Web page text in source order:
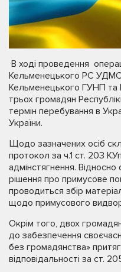
В ході проведення
Кельменецького РС УДМС
Кельменецького ГУНП та
трьох громадян
термін перебування в
України.
Щодо зазначених осіб
протокол за ч.1 ст. 203
адмінстягнення.
рішення про примусове
проводиться збір
щодо примусового
Окрім того, двох
до забезпечення
без громадянства»
відповідальності за ст.